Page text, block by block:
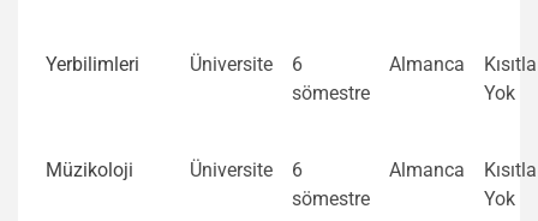
Yerbilimleri Üniversite
6
sömestre
Almanca
Yok
Müzikoloji Üniversite
6
sömestre
Almanca
Yok